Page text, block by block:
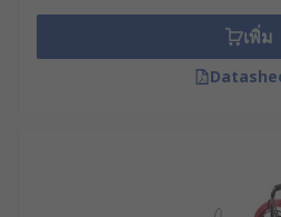
งานควบคุมศัตรูพืช : กล้องงู
กับไฟ LED เพื่อส่องหาหลัก
งานด้านความปลอดภัยและ
สอบพื้นที่แคบในการปฏิบัติง
เพิ่ม